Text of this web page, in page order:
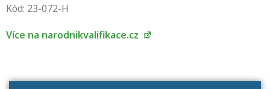
Kód: 23-072-H
Více na narodnikvalifikace.cz
Víte, jaké dovednosti musíte pro danou